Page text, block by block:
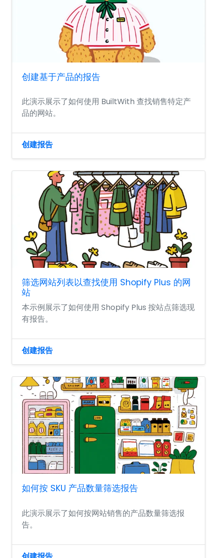
创建基于产品的报告
此演示展示了如何使用 BuiltWith 查找销售特定产
品的网站。
创建报告
筛选网站列表以查找使用 Shopify Plus 的网
站
本示例展示了如何使用 Shopify Plus 按站点筛选现
有报告。
创建报告
如何按 SKU 产品数量筛选报告
此演示展示了如何按网站销售的产品数量筛选报
告。